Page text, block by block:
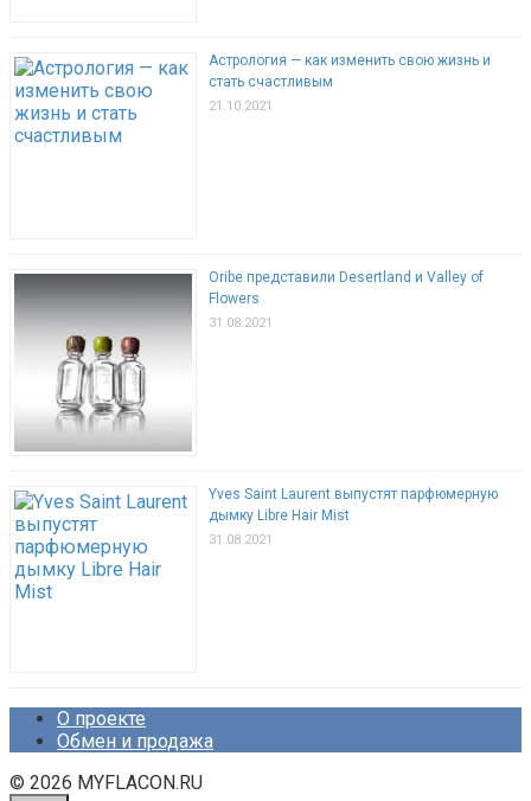
Астрология — как изменить свою жизнь и
стать счастливым
21.10.2021
Oribe представили Desertland и Valley of
Flowers
31.08.2021
Yves Saint Laurent выпустят парфюмерную
дымку Libre Hair Mist
31.08.2021
О проекте
Обмен и продажа
© 2026 MYFLACON.RU